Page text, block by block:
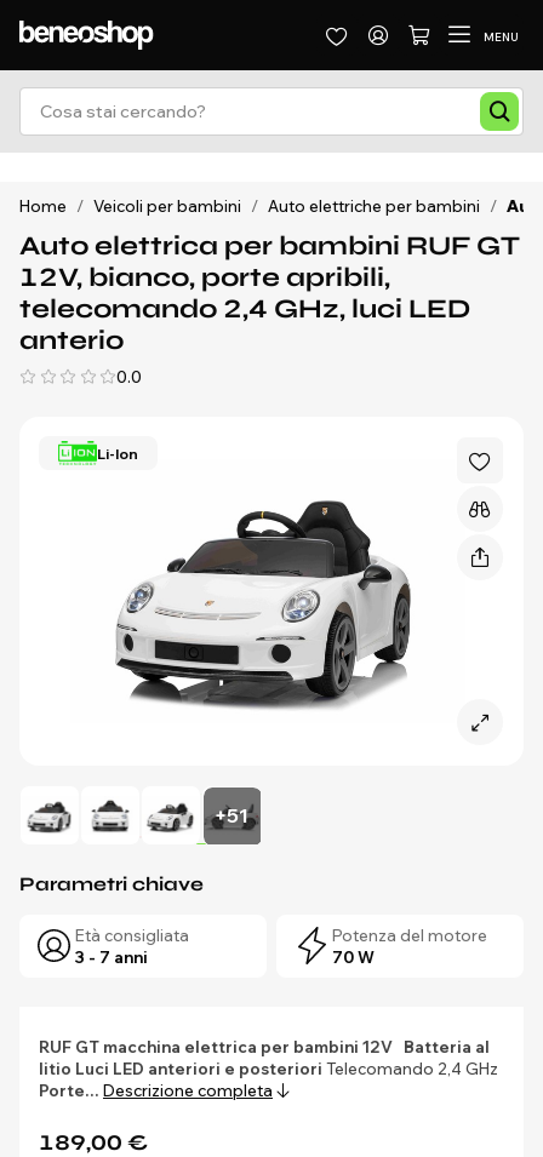
MENU
Home / Veicoli per bambini / Auto elettriche per bambini /
Auto elettrica per bambini RUF GT
12V, bianco, porte apribili,
telecomando 2,4 GHz, luci LED
anterio
0.0
Li-Ion
+51
Parametri chiave
Età consigliata
3 - 7 anni
Potenza del motore
70 W
RUF GT macchina elettrica per bambini 12V
Batteria al
litio Luci LED anteriori e posteriori Telecomando 2,4 GHz
Porte… Descrizione completa
189,00 €